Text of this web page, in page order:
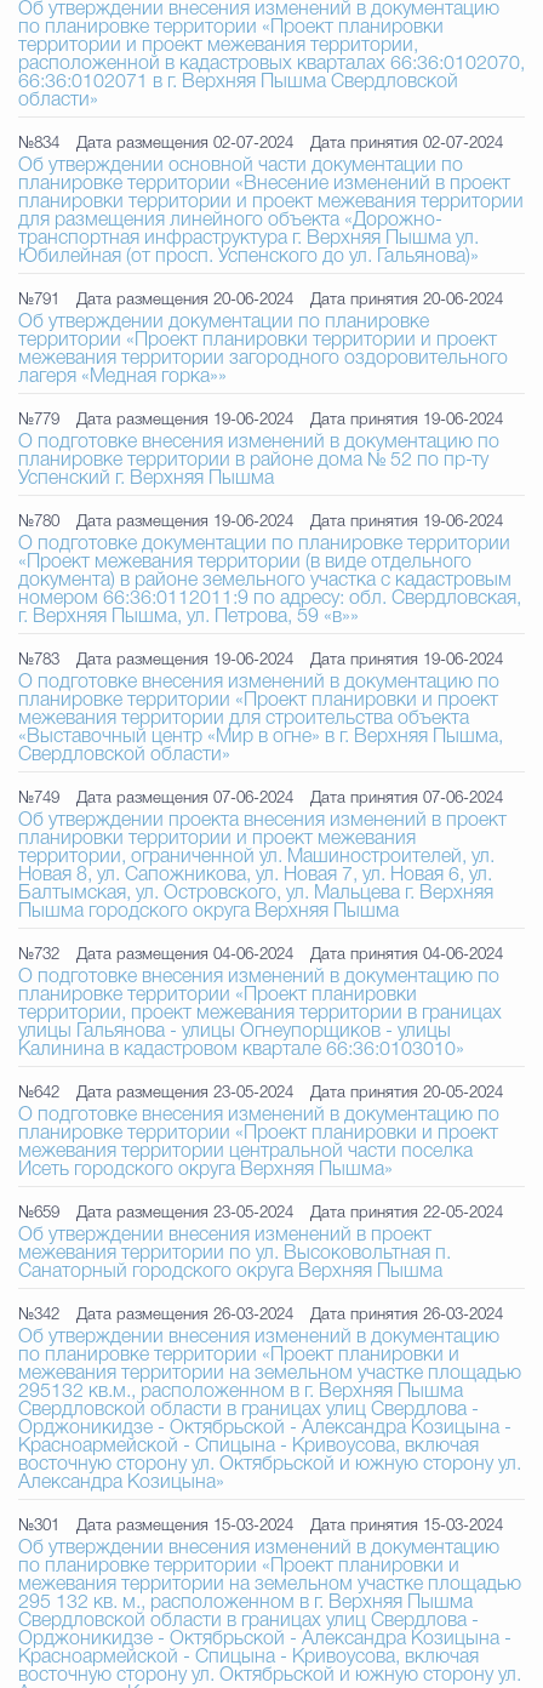
Об утверждении внесения изменений в документацию
по планировке территории «Проект планировки
территории и проект межевания территории,
расположенной в кадастровых кварталах 66:36:0102070,
66:36:0102071 в г. Верхняя Пышма Свердловской
области»
№834 Дата размещения 02-07-2024 Дата принятия 02-07-2024
Об утверждении основной части документации по
планировке территории «Внесение изменений в проект
планировки территории и проект межевания территории
для размещения линейного объекта «Дорожно-
транспортная инфраструктура г. Верхняя Пышма ул.
Юбилейная (от просп. Успенского до ул. Гальянова)»
№791 Дата размещения 20-06-2024 Дата принятия 20-06-2024
Об утверждении документации по планировке
территории «Проект планировки территории и проект
межевания территории загородного оздоровительного
лагеря «Медная горка»»
№779 Дата размещения 19-06-2024 Дата принятия 19-06-2024
О подготовке внесения изменений в документацию по
планировке территории в районе дома № 52 по пр-ту
Успенский г. Верхняя Пышма
№780 Дата размещения 19-06-2024 Дата принятия 19-06-2024
О подготовке документации по планировке территории
«Проект межевания территории (в виде отдельного
документа) в районе земельного участка с кадастровым
номером 66:36:0112011:9 по адресу: обл. Свердловская,
г. Верхняя Пышма, ул. Петрова, 59 «в»»
№783 Дата размещения 19-06-2024 Дата принятия 19-06-2024
О подготовке внесения изменений в документацию по
планировке территории «Проект планировки и проект
межевания территории для строительства объекта
«Выставочный центр «Мир в огне» в г. Верхняя Пышма,
Свердловской области»
№749 Дата размещения 07-06-2024 Дата принятия 07-06-2024
Об утверждении проекта внесения изменений в проект
планировки территории и проект межевания
территории, ограниченной ул. Машиностроителей, ул.
Новая 8, ул. Сапожникова, ул. Новая 7, ул. Новая 6, ул.
Балтымская, ул. Островского, ул. Мальцева г. Верхняя
Пышма городского округа Верхняя Пышма
№732 Дата размещения 04-06-2024 Дата принятия 04-06-2024
О подготовке внесения изменений в документацию по
планировке территории «Проект планировки
территории, проект межевания территории в границах
улицы Гальянова - улицы Огнеупорщиков - улицы
Калинина в кадастровом квартале 66:36:0103010»
№642 Дата размещения 23-05-2024 Дата принятия 20-05-2024
О подготовке внесения изменений в документацию по
планировке территории «Проект планировки и проект
межевания территории центральной части поселка
Исеть городского округа Верхняя Пышма»
№659 Дата размещения 23-05-2024 Дата принятия 22-05-2024
Об утверждении внесения изменений в проект
межевания территории по ул. Высоковольтная п.
Санаторный городского округа Верхняя Пышма
№342 Дата размещения 26-03-2024 Дата принятия 26-03-2024
Об утверждении внесения изменений в документацию
по планировке территории «Проект планировки и
межевания территории на земельном участке площадью
295132 кв.м., расположенном в г. Верхняя Пышма
Свердловской области в границах улиц Свердлова -
Орджоникидзе - Октябрьской - Александра Козицына -
Красноармейской - Спицына - Кривоусова, включая
восточную сторону ул. Октябрьской и южную сторону ул.
Александра Козицына»
№301 Дата размещения 15-03-2024 Дата принятия 15-03-2024
Об утверждении внесения изменений в документацию
по планировке территории «Проект планировки и
межевания территории на земельном участке площадью
295 132 кв. м., расположенном в г. Верхняя Пышма
Свердловской области в границах улиц Свердлова -
Орджоникидзе - Октябрьской - Александра Козицына -
Красноармейской - Спицына - Кривоусова, включая
восточную сторону ул. Октябрьской и южную сторону ул.